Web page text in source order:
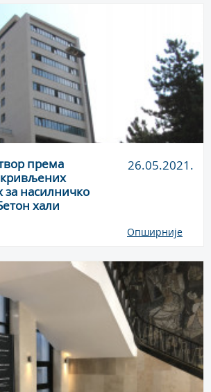
према
насилничко
хали
26.05.2021.
Опширније